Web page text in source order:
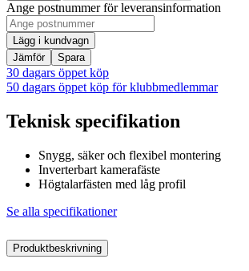
Ange postnummer för leveransinformation
Lägg i kundvagn
Jämför
Spara
30 dagars öppet köp
50 dagars öppet köp för klubbmedlemmar
Teknisk specifikation
Snygg, säker och flexibel montering
Inverterbart kamerafäste
Högtalarfästen med låg profil
Se alla specifikationer
Produktbeskrivning